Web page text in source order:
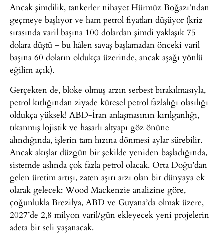
Ancak şimdilik, tankerler nihayet Hürmüz Boğazı’ndan
geçmeye başlıyor ve ham petrol fiyatları düşüyor (kriz
sırasında varil başına 100 dolardan şimdi yaklaşık 75
dolara düştü – bu hâlen savaş başlamadan önceki varil
başına 60 doların oldukça üzerinde, ancak aşağı yönlü
eğilim açık).
Gerçekten de, bloke olmuş arzın serbest bırakılmasıyla,
petrol kıtlığından ziyade küresel petrol fazlalığı olasılığı
oldukça yüksek! ABD-İran anlaşmasının kırılganlığı,
tıkanmış lojistik ve hasarlı altyapı göz önüne
alındığında, işlerin tam hızına dönmesi aylar sürebilir.
Ancak akışlar düzgün bir şekilde yeniden başladığında,
sistemde aslında çok fazla petrol olacak. Orta Doğu’dan
gelen üretim artışı, zaten aşırı arzı olan bir dünyaya ek
olarak gelecek: Wood Mackenzie analizine göre,
çoğunlukla Brezilya, ABD ve Guyana’da olmak üzere,
2027’de 2,8 milyon varil/gün ekleyecek yeni projelerin
adeta bir seli yaşanacak.